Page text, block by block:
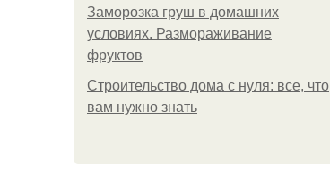
Заморозка груш в домашних
условиях. Размораживание
фруктов
Строительство дома с нуля: все, что
вам нужно знать